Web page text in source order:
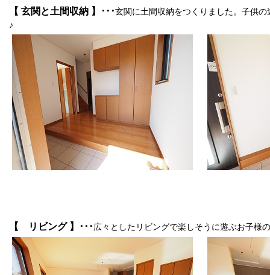
【 玄関と土間収納 】･･･玄関に土間収納をつくりました。子供
♪
【 リビング 】･･･ 広々としたリビングで楽しそうに遊ぶお子様